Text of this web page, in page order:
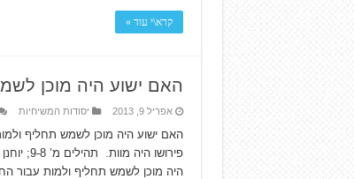
קרא\י עוד »
האם ישוע היה מוכן
אפריל 9, 2013 יסודות המשיחיות
האם ישוע היה מוכן לשמש תחליף
היה מוכן לשמש תחליף ולמות עבור